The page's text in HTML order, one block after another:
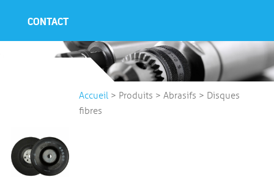
CONTACT
Accueil > Produits >Abrasifs > Disques
fibres